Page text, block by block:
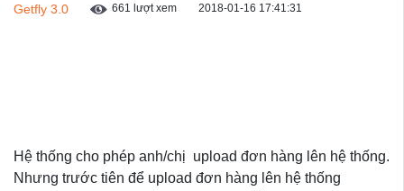
Getfly 3.0 661 lượt xem 2018-01-16 17:41:31
Hệ thống cho phép anh/chị upload đơn hàng lên hệ thống.
Nhưng trước tiên để upload đơn hàng lên hệ thống